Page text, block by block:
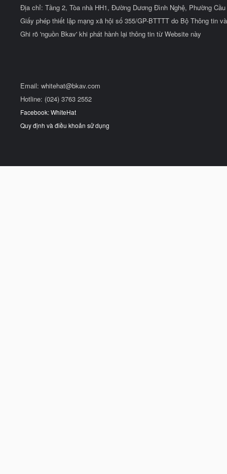
Địa chỉ: Tầng 2, Tòa nhà HH1, Đường Dương Đình Nghệ, Phường
Giấy phép thiết lập mạng xã hội số 355/GP-BTTTT do Bộ Thông tin
Ghi rõ 'nguồn Bkav' khi phát hành lại thông tin từ Website này
Email: whitehat@bkav.com
Hotline: (024) 3763 2552
Facebook: WhiteHat
Quy định và điều khoản sử dụng